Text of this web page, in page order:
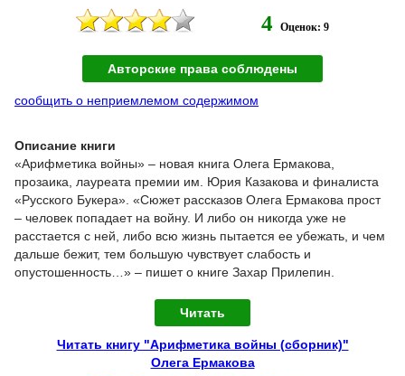
4 Оценок: 9
Авторские права соблюдены
сообщить о неприемлемом содержимом
Описание книги
«Арифметика войны» – новая книга Олега Ермакова,
прозаика, лауреата премии им. Юрия Казакова и финалиста
«Русского Букера». «Сюжет рассказов Олега Ермакова прост
– человек попадает на войну. И либо он никогда уже не
расстается с ней, либо всю жизнь пытается ее убежать, и чем
дальше бежит, тем большую чувствует слабость и
опустошенность…» – пишет о книге Захар Прилепин.
Читать
Читать книгу "Арифметика войны (сборник)"
Олега Ермакова